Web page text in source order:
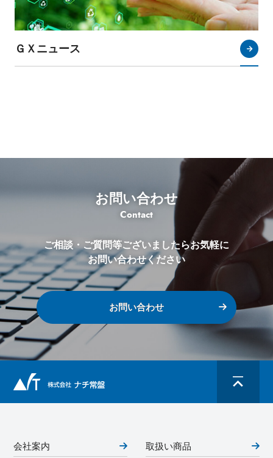
ＧＸニュース
お問い合わせ
Contact
ご相談・ご質問等ございましたらお気軽に
お問い合わせください
お問い合わせ
会社案内 取扱い商品